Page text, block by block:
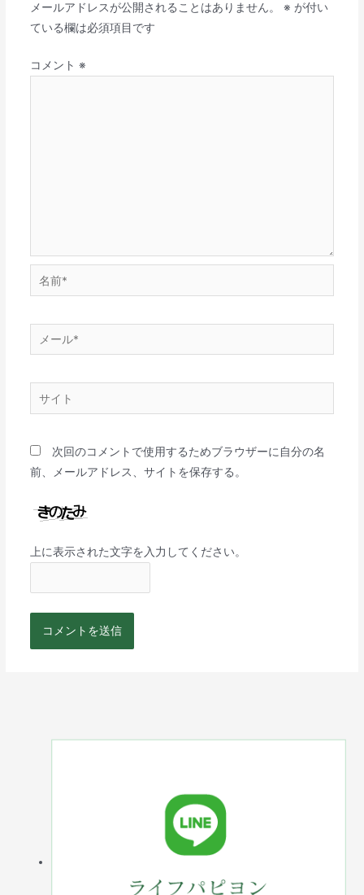
メールアドレスが公開されることはありません。 ※ が付い
ている欄は必須項目です
コメント ※
次回のコメントで使用するためブラウザーに自分の名
前、メールアドレス、サイトを保存する。
上に表示された文字を入力してください。